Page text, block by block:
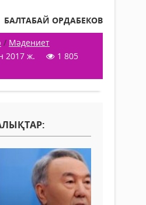
БАЛТАБАЙ ОРДАБЕКОВ
/ Мәдениет
2017 ж.
1 805